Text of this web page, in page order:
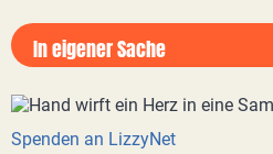
In eigener Sache
Spenden an LizzyNet